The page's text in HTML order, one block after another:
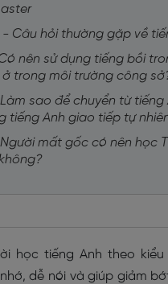
- Câu hỏi thường gặp về
nên sử dụng tiếng bồi
ở trong môi trường công
sao để chuyển từ tiếng
tiếng Anh giao tiếp tự
mất gốc có nên học
học tiếng Anh theo
dễ nói và giúp giảm